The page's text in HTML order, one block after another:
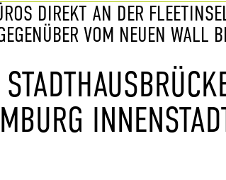
DIREKT AN DER
VOM NEUEN WALL